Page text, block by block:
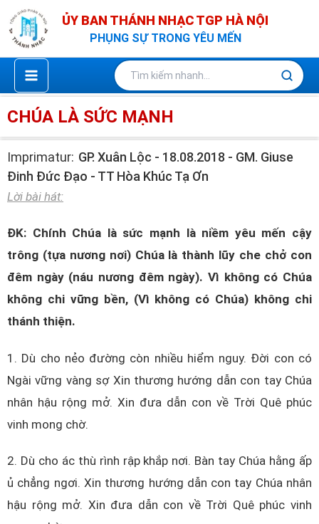
Nhảy
tới
nội
dung
ỦY BAN THÁNH NHẠC TGP HÀ NỘI
PHỤNG SỰ TRONG YÊU MẾN
CHÚA LÀ SỨC MẠNH
Imprimatur: GP. Xuân Lộc - 18.08.2018 - GM. Giuse
Đinh Đức Đạo - TT Hòa Khúc Tạ Ơn
Lời bài hát:
ĐK: Chính Chúa là sức mạnh là niềm yêu mến cậy
trông (tựa nương nơi) Chúa là thành lũy che chở con
đêm ngày (náu nương đêm ngày). Vì không có Chúa
không chi vững bền, (Vì không có Chúa) không chi
thánh thiện.
1. Dù cho nẻo đường còn nhiều hiểm nguy. Đời con có
Ngài vững vàng sợ Xin thương hướng dẫn con tay Chúa
nhân hậu rộng mở. Xin đưa dẫn con về Trời Quê phúc
vinh mong chờ.
2. Dù cho ác thù rình rập khắp nơi. Bàn tay Chúa hằng ấp
ủ chẳng ngơi. Xin thương hướng dẫn con tay Chúa nhân
hậu rộng mở. Xin đưa dẫn con về Trời Quê phúc vinh